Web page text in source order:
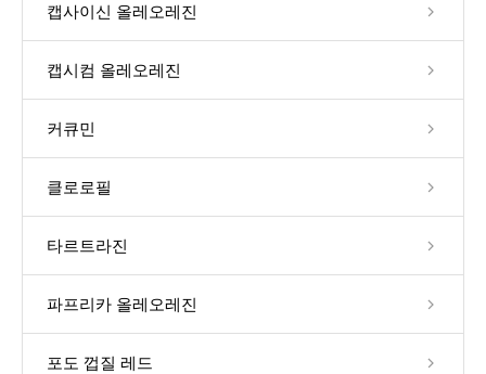
캡사이신 올레오레진
캡시컴 올레오레진
커큐민
클로로필
타르트라진
파프리카 올레오레진
포도 껍질 레드